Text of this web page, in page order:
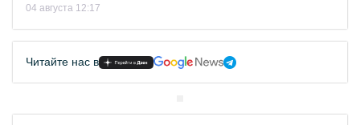
04 августа 12:17
Читайте нас в